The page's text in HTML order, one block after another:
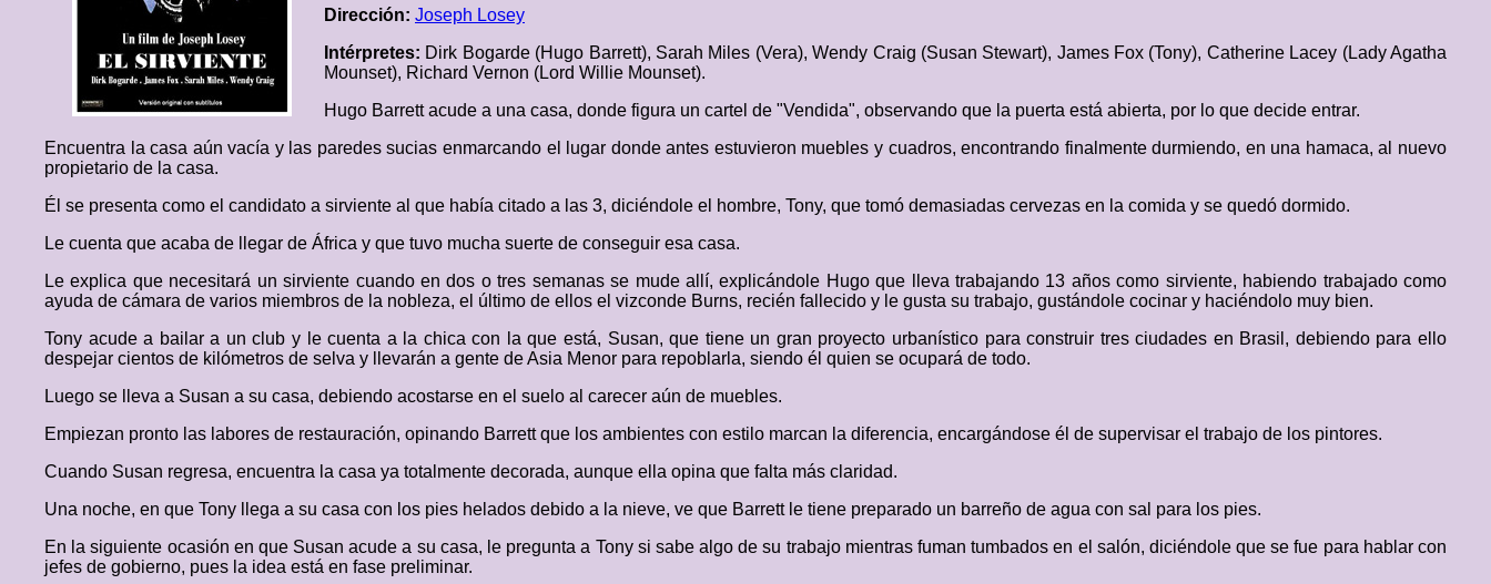
Dirección: Joseph Losey
Intérpretes: Dirk Bogarde (Hugo Barrett), Sarah Miles (Vera), Wendy Craig (Susan Stewart), James Fox (Tony), Catherine Lacey (Lady Agatha
Mounset), Richard Vernon (Lord Willie Mounset).
Hugo Barrett acude a una casa, donde figura un cartel de "Vendida", observando que la puerta está abierta, por lo que decide entrar.
Encuentra la casa aún vacía y las paredes sucias enmarcando el lugar donde antes estuvieron muebles y cuadros, encontrando finalmente durmiendo, en una hamaca, al nuevo
propietario de la casa.
Él se presenta como el candidato a sirviente al que había citado a las 3, diciéndole el hombre, Tony, que tomó demasiadas cervezas en la comida y se quedó dormido.
Le cuenta que acaba de llegar de África y que tuvo mucha suerte de conseguir esa casa.
Le explica que necesitará un sirviente cuando en dos o tres semanas se mude allí, explicándole Hugo que lleva trabajando 13 años como sirviente, habiendo trabajado como
ayuda de cámara de varios miembros de la nobleza, el último de ellos el vizconde Burns, recién fallecido y le gusta su trabajo, gustándole cocinar y haciéndolo muy bien.
Tony acude a bailar a un club y le cuenta a la chica con la que está, Susan, que tiene un gran proyecto urbanístico para construir tres ciudades en Brasil, debiendo para ello
despejar cientos de kilómetros de selva y llevarán a gente de Asia Menor para repoblarla, siendo él quien se ocupará de todo.
Luego se lleva a Susan a su casa, debiendo acostarse en el suelo al carecer aún de muebles.
Empiezan pronto las labores de restauración, opinando Barrett que los ambientes con estilo marcan la diferencia, encargándose él de supervisar el trabajo de los pintores.
Cuando Susan regresa, encuentra la casa ya totalmente decorada, aunque ella opina que falta más claridad.
Una noche, en que Tony llega a su casa con los pies helados debido a la nieve, ve que Barrett le tiene preparado un barreño de agua con sal para los pies.
En la siguiente ocasión en que Susan acude a su casa, le pregunta a Tony si sabe algo de su trabajo mientras fuman tumbados en el salón, diciéndole que se fue para hablar con
jefes de gobierno, pues la idea está en fase preliminar.